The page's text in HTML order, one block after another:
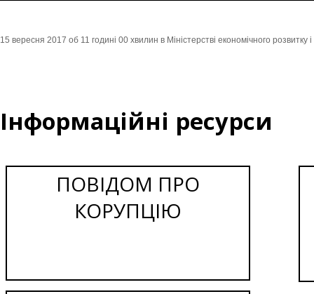
15 вересня 2017 об 11 годині 00 хвилин в Міністерстві економічного розвитку
Інформаційні ресурси
ПОВІДОМ ПРО
КОРУПЦІЮ